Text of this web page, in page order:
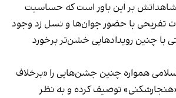
بر این باور است که حساسیت
تفریحی با حضور جوان‌ها و نسل زد وجود
با چنین رویدادهایی خشن‌تر برخورد
همواره چنین جشن‌هایی را «برخلاف
توصیف کرده و به نظر